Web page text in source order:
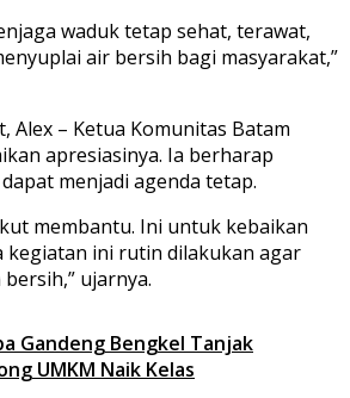
waduk tetap sehat, terawat,
air bersih bagi masyarakat,”
Alex – Ketua Komunitas Batam
apresiasinya. Ia berharap
menjadi agenda tetap.
membantu. Ini untuk kebaikan
kegiatan ini rutin dilakukan agar
ujarnya.
Gandeng Bengkel Tanjak
UMKM Naik Kelas